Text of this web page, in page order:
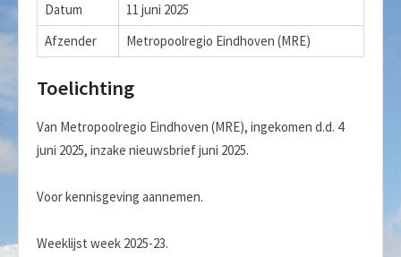
Datum
11 juni 2025
Afzender
Metropoolregio Eindhoven (MRE)
Toelichting
Van Metropoolregio Eindhoven (MRE), ingekomen d.d. 4
juni 2025, inzake nieuwsbrief juni 2025.
Voor kennisgeving aannemen.
Weeklijst week 2025-23.